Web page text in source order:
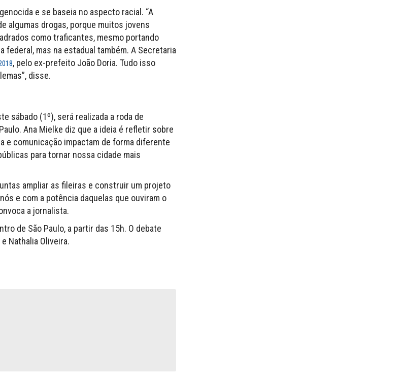
e se baseia no aspecto racial. “A
algumas drogas, porque muitos jovens
como traficantes, mesmo portando
mas na estadual também. A Secretaria
, pelo ex-prefeito João Doria. Tudo isso
disse.
sábado (1º), será realizada a roda de
Ana Mielke diz que a ideia é refletir sobre
e comunicação impactam de forma diferente
para tornar nossa cidade mais
ampliar as fileiras e construir um projeto
e com a potência daquelas que ouviram o
a jornalista.
de São Paulo, a partir das 15h. O debate
Nathalia Oliveira.